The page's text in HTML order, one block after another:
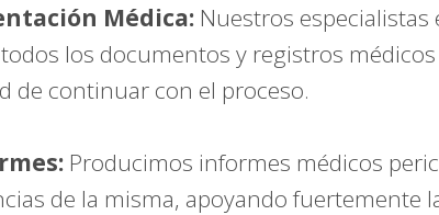
Médica: Nuestros especialistas
los documentos y registros
de continuar con el proceso.
Producimos informes médicos
de la misma, apoyando fuertemente